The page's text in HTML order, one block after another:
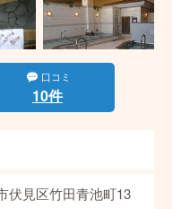
口コミ
10件
伏見区竹田青池町13